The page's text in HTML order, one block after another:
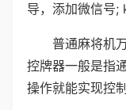
导，添加微信号;
普通麻将机
控牌器一般是指
操作就能实现控